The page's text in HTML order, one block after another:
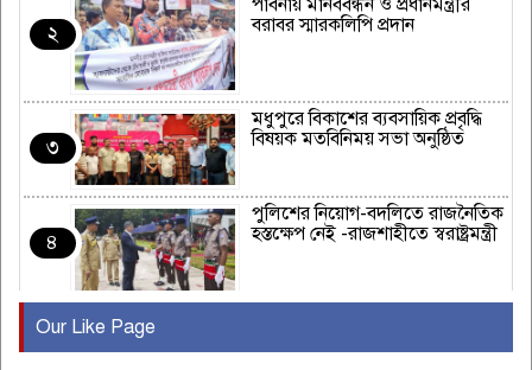
২
পাবনায় মানববন্ধন ও প্রধানমন্ত্রীর
বরাবর স্মারকলিপি প্রদান
৩
মধুপুরে বিকাশের ব্যবসায়িক প্রবৃদ্ধি
বিষয়ক মতবিনিময় সভা অনুষ্ঠিত
৪
পুলিশের নিয়োগ-বদলিতে রাজনৈতিক
হস্তক্ষেপ নেই -রাজশাহীতে স্বরাষ্ট্রমন্ত্রী
৫
বছর পূর্তি উদযাপন
Our Like Page